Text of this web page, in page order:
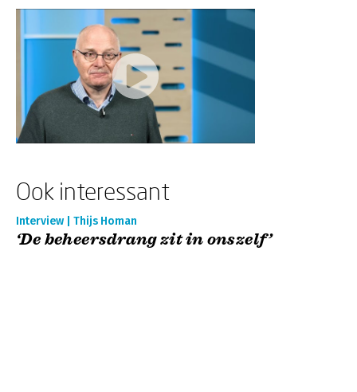
Ook interessant
Interview | Thijs Homan
‘De beheersdrang zit in onszelf’